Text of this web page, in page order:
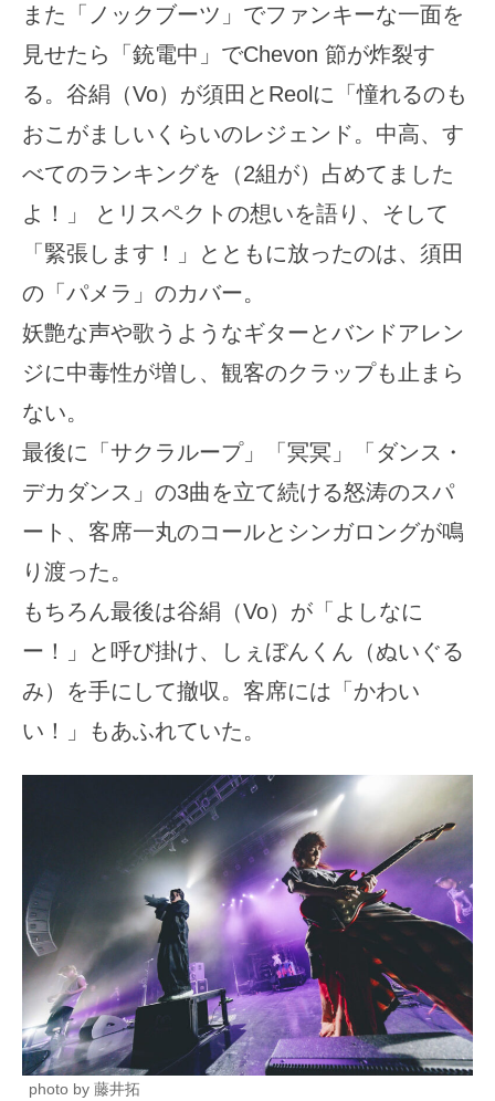
また「ノックブーツ」でファンキーな一面を
見せたら「銃電中」でChevon 節が炸裂す
る。谷絹（Vo）が須田とReolに「憧れるのも
おこがましいくらいのレジェンド。中高、す
べてのランキングを（2組が）占めてました
よ！」 とリスペクトの想いを語り、そして
「緊張します！」とともに放ったのは、須田
の「パメラ」のカバー。
妖艶な声や歌うようなギターとバンドアレン
ジに中毒性が増し、観客のクラップも止まら
ない。
最後に「サクラループ」「冥冥」「ダンス・
デカダンス」の3曲を立て続ける怒涛のスパ
ート、客席一丸のコールとシンガロングが鳴
り渡った。
もちろん最後は谷絹（Vo）が「よしなに
ー！」と呼び掛け、しぇぼんくん（ぬいぐる
み）を手にして撤収。客席には「かわい
い！」もあふれていた。
photo by 藤井拓